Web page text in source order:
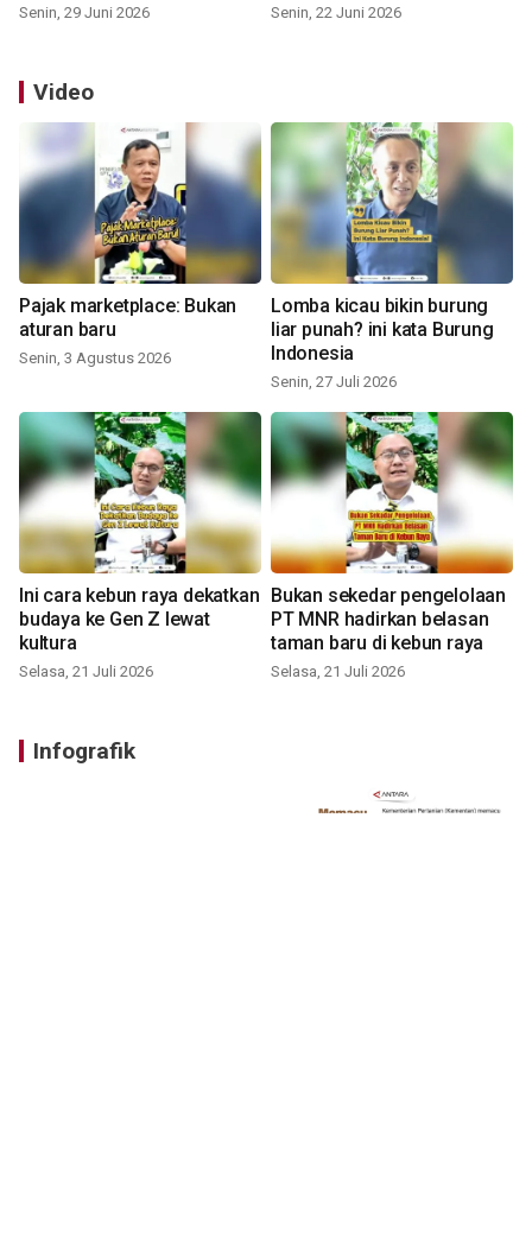
Senin, 29 Juni 2026 Senin, 22 Juni 2026
Video
Pajak marketplace: Bukan
aturan baru
Senin, 3 Agustus 2026
Lomba kicau bikin burung
liar punah? ini kata Burung
Indonesia
Senin, 27 Juli 2026
Ini cara kebun raya dekatkan
budaya ke Gen Z lewat
kultura
Selasa, 21 Juli 2026
Bukan sekedar pengelolaan
PT MNR hadirkan belasan
taman baru di kebun raya
Selasa, 21 Juli 2026
Infografik